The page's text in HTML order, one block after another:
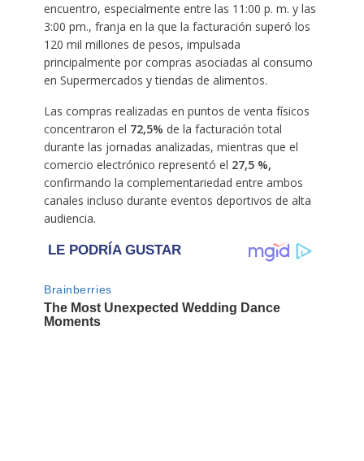
encuentro, especialmente entre las 11:00 p. m. y las
3:00 pm., franja en la que la facturación superó los
120 mil millones de pesos, impulsada
principalmente por compras asociadas al consumo
en Supermercados y tiendas de alimentos.
Las compras realizadas en puntos de venta físicos
concentraron el 72,5% de la facturación total
durante las jornadas analizadas, mientras que el
comercio electrónico representó el 27,5 %,
confirmando la complementariedad entre ambos
canales incluso durante eventos deportivos de alta
audiencia.